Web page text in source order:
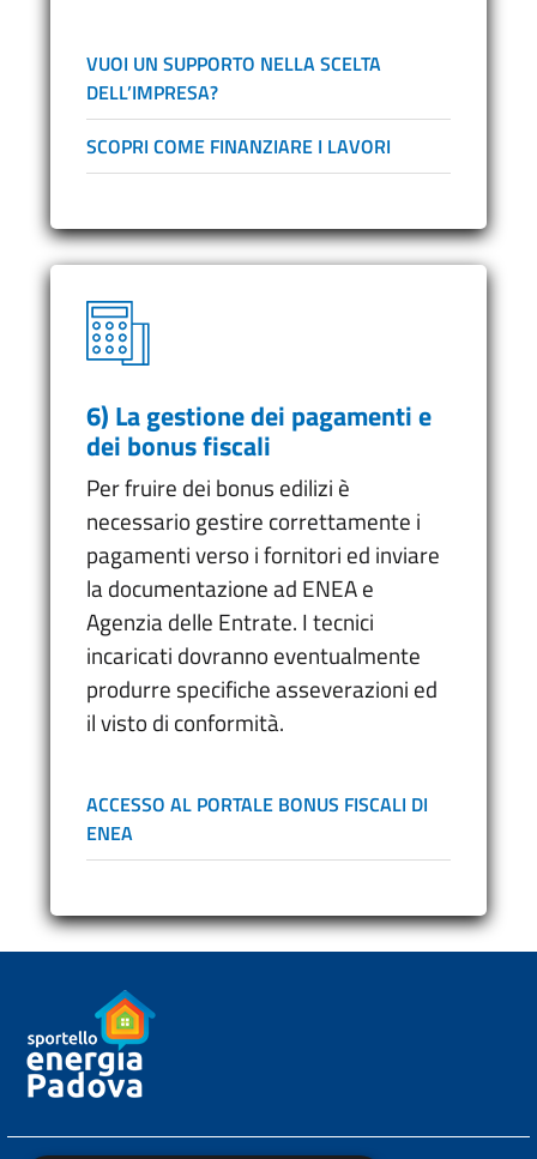
VUOI UN SUPPORTO NELLA SCELTA
DELL’IMPRESA?
SCOPRI COME FINANZIARE I LAVORI
6) La gestione dei pagamenti e
dei bonus fiscali
Per fruire dei bonus edilizi è
necessario gestire correttamente i
pagamenti verso i fornitori ed inviare
la documentazione ad ENEA e
Agenzia delle Entrate. I tecnici
incaricati dovranno eventualmente
produrre specifiche asseverazioni ed
il visto di conformità.
ACCESSO AL PORTALE BONUS FISCALI DI
ENEA